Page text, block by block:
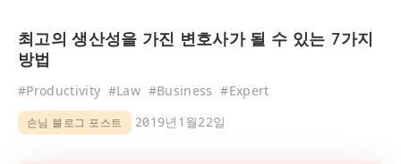
최고의 생산성을 가진 변호사가 될 수 있는 7가지
방법
#Productivity #Law #Business #Expert
손님 블로그 포스트 2019년1월22일